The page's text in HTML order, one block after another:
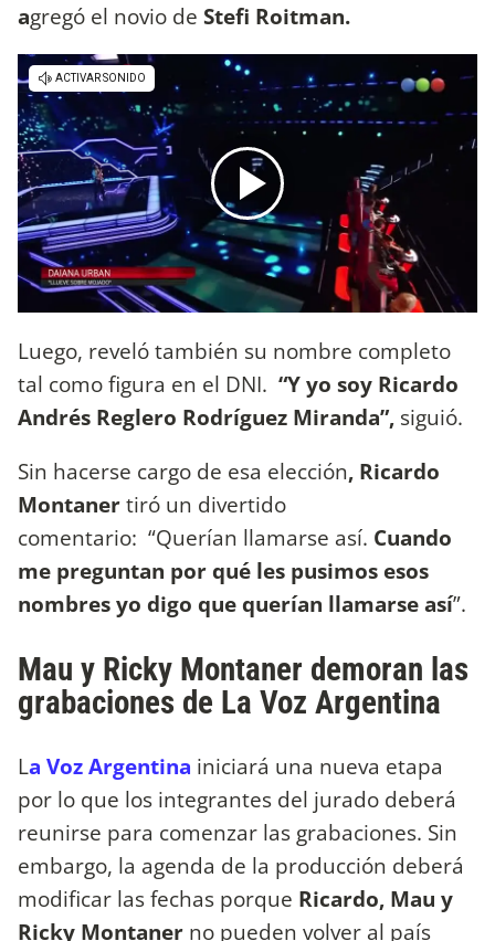
agregó el novio de Stefi Roitman.
Luego, reveló también su nombre completo
tal como figura en el DNI. “Y yo soy Ricardo
Andrés Reglero Rodríguez Miranda”, siguió.
Sin hacerse cargo de esa elección, Ricardo
Montanertiró un divertido
comentario: “Querían llamarse así. Cuando
me preguntan por qué les pusimos esos
nombres yo digo que querían llamarse así”.
Mau y Ricky Montaner demoran las
grabaciones de La Voz Argentina
La Voz Argentina iniciará una nueva etapa
por lo que los integrantes del jurado deberá
reunirse para comenzar las grabaciones. Sin
embargo, la agenda de la producción deberá
modificar las fechas porque Ricardo, Mau y
Ricky Montaner no pueden volver al país